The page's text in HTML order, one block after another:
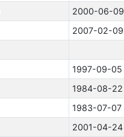
2000-06-09
2007-02-09
1997-09-05
1984-08-22
1983-07-07
2001-04-24